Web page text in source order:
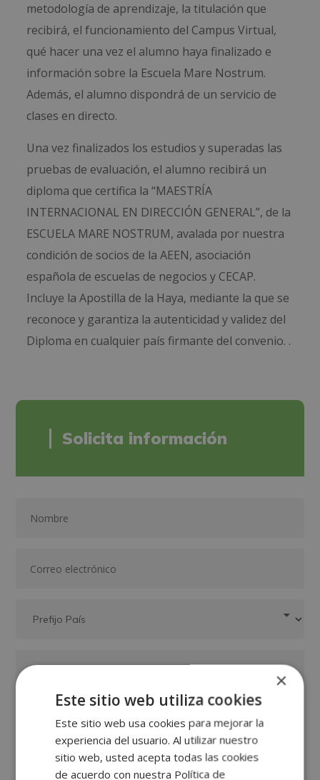
metodología de aprendizaje, la titulación que
recibirá, el funcionamiento del Campus Virtual,
qué hacer una vez el alumno haya finalizado e
información sobre la Escuela Mare Nostrum.
Además, el alumno dispondrá de un servicio de
clases en directo.
Una vez finalizados los estudios y superadas las
pruebas de evaluación, el alumno recibirá un
diploma que certifica la “MAESTRÍA
INTERNACIONAL EN DIRECCIÓN GENERAL”, de la
ESCUELA MARE NOSTRUM, avalada por nuestra
condición de socios de la AEEN, asociación
española de escuelas de negocios y CECAP.
Incluye la Apostilla de la Haya, mediante la que se
reconoce y garantiza la autenticidad y validez del
Diploma en cualquier país firmante del convenio. .
Solicita información
×
Este sitio web utiliza cookies
Este sitio web usa cookies para mejorar la
experiencia del usuario. Al utilizar nuestro
sitio web, usted acepta todas las cookies
de acuerdo con nuestra Política de